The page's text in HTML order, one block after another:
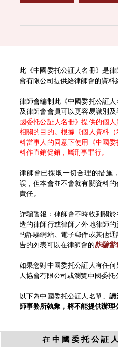
此《中國委托公証人名冊》是
會有限公司提供給律師會的資料
律師會編制此《中國委托公証
及律師會會員可以更容易識別及
國委托公証人名冊》提供的個
相關的目的。根據《個人資料
料當事人的同意下使用《中國
料作直銷促銷，屬刑事罪行。
律師會已採取一切合理的措施
誤，但本會並不會就有關資料
責任。
詐騙警報：律師會不時收到關
造的律師行或律師／外地律師
的詐騙網站、電子郵件或其他
告的列表可以在律師會的詐騙警
如果您對中國委托公証人有任
人協會有限公司或瀏覽中國委托
以下為中國委托公証人名單。請
師事務所執業，將不能提供辦理
在 中 國 委 托 公 証 人